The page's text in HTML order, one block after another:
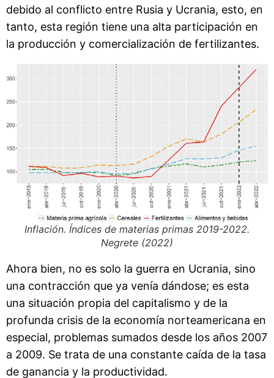
debido al conflicto entre Rusia y Ucrania, esto, en
tanto, esta región tiene una alta participación en
la producción y comercialización de fertilizantes.
Inflación. Índices de materias primas 2019-2022.
Negrete (2022)
Ahora bien, no es solo la guerra en Ucrania, sino
una contracción que ya venía dándose; es esta
una situación propia del capitalismo y de la
profunda crisis de la economía norteamericana en
especial, problemas sumados desde los años 2007
a 2009. Se trata de una constante caída de la tasa
de ganancia y la productividad.